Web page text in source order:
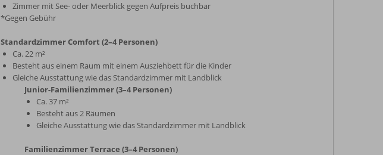
Zimmer mit See- oder Meerblick gegen Aufpreis buchbar
*Gegen Gebühr
Standardzimmer Comfort (2–4 Personen)
Ca. 22 m²
Besteht aus einem Raum mit einem Ausziehbett für die Kinder
Gleiche Ausstattung wie das Standardzimmer mit Landblick
Junior-Familienzimmer (3–4 Personen)
Ca. 37 m²
Besteht aus 2 Räumen
Gleiche Ausstattung wie das Standardzimmer mit Landblick
Familienzimmer Terrace (3–4 Personen)